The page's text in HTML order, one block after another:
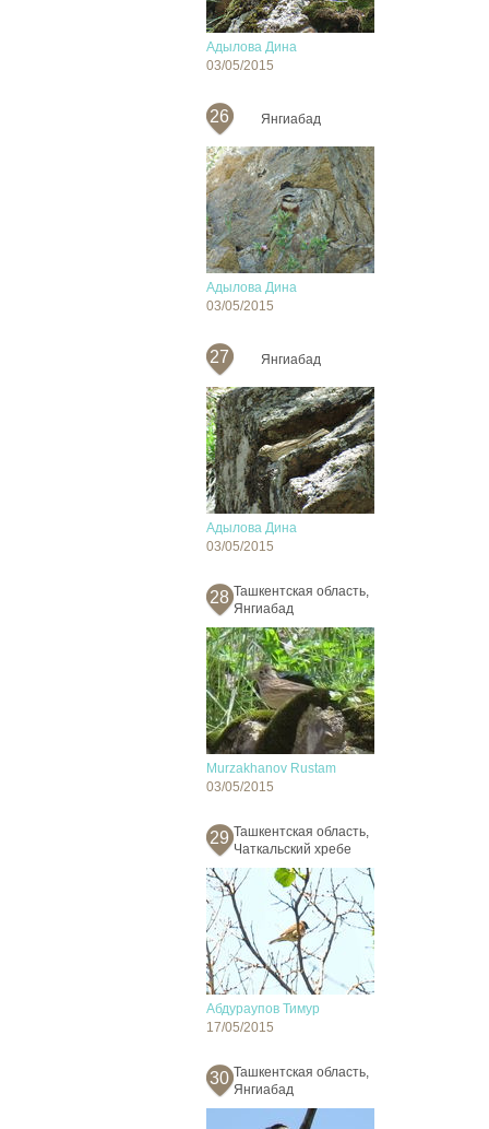
Адылова Дина
03/05/2015
26 Янгиабад
Адылова Дина
03/05/2015
27 Янгиабад
Адылова Дина
03/05/2015
28 Ташкентская область,
Янгиабад
Murzakhanov Rustam
03/05/2015
29 Ташкентская область,
Чаткальский хребе
Абдураупов Тимур
17/05/2015
30 Ташкентская область,
Янгиабад